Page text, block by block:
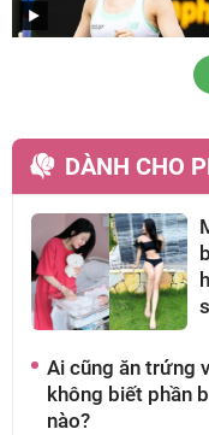
DÀNH CHO
Ai cũng ăn trứng
không biết phần
nào?